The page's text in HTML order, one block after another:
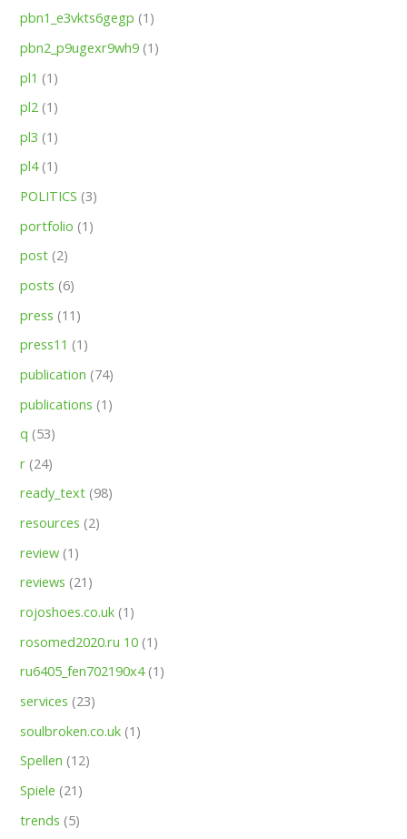
pbn1_e3vkts6gegp (1)
pbn2_p9ugexr9wh9 (1)
pl1 (1)
pl2 (1)
pl3 (1)
pl4(1)
POLITICS (3)
portfolio (1)
post (2)
posts (6)
press (11)
press11 (1)
publication (74)
publications (1)
q (53)
r (24)
ready_text (98)
resources (2)
review (1)
reviews (21)
rojoshoes.co.uk (1)
rosomed2020.ru 10 (1)
ru6405_fen702190x4(1)
services (23)
soulbroken.co.uk (1)
Spellen (12)
Spiele (21)
trends (5)